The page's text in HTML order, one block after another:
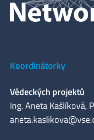
Koordinátorky
Vědeckých projektů
Ing. Aneta Kašlíková,